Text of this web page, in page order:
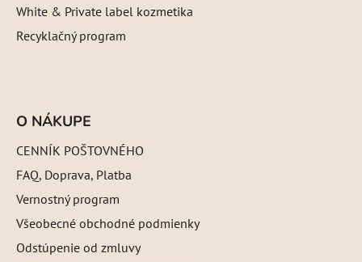
White & Private label kozmetika
Recyklačný program
O NÁKUPE
CENNÍK POŠTOVNÉHO
FAQ, Doprava, Platba
Vernostný program
Všeobecné obchodné podmienky
Odstúpenie od zmluvy